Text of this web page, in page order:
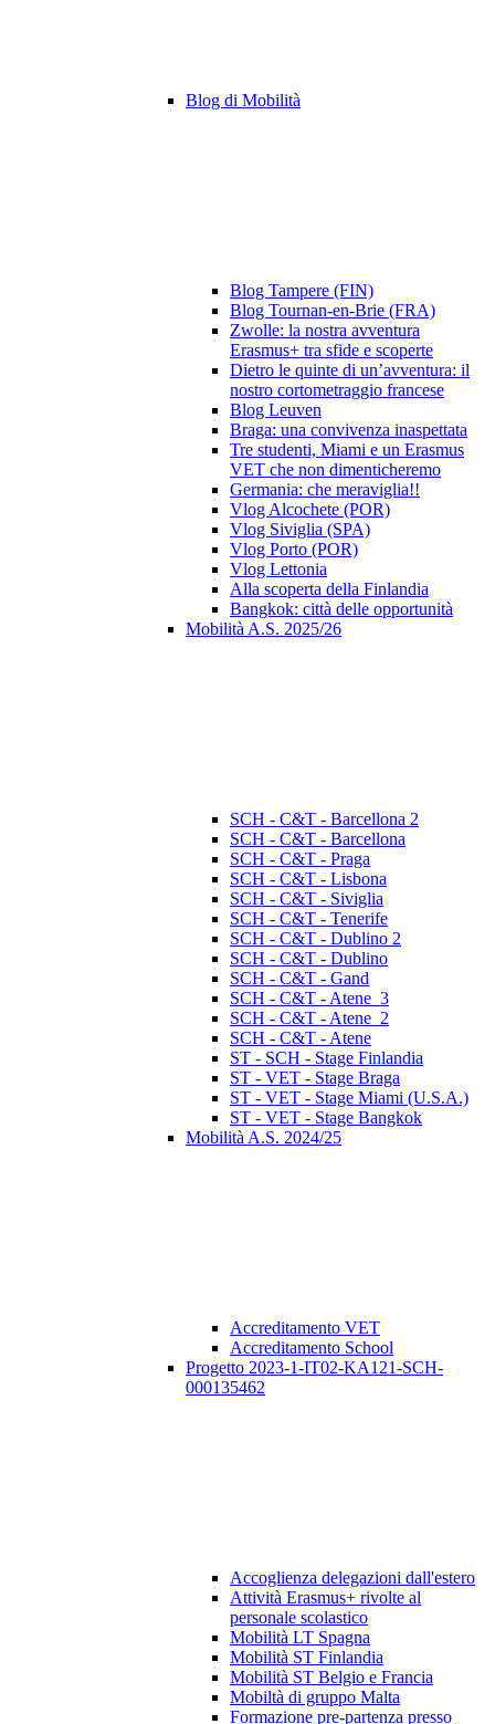
Blog di Mobilità
Blog Tampere (FIN)
Blog Tournan-en-Brie (FRA)
Zwolle: la nostra avventura
Erasmus+ tra sfide e scoperte
Dietro le quinte di un’avventura: il
nostro cortometraggio francese
Blog Leuven
Braga: una convivenza inaspettata
Tre studenti, Miami e un Erasmus
VET che non dimenticheremo
Germania: che meraviglia!!
Vlog Alcochete (POR)
Vlog Siviglia (SPA)
Vlog Porto (POR)
Vlog Lettonia
Alla scoperta della Finlandia
Bangkok: città delle opportunità
Mobilità A.S. 2025/26
SCH - C&T - Barcellona 2
SCH - C&T - Barcellona
SCH - C&T - Praga
SCH - C&T - Lisbona
SCH - C&T - Siviglia
SCH - C&T - Tenerife
SCH - C&T - Dublino 2
SCH - C&T - Dublino
SCH - C&T - Gand
SCH - C&T - Atene_3
SCH - C&T - Atene_2
SCH - C&T - Atene
ST - SCH - Stage Finlandia
ST - VET - Stage Braga
ST - VET - Stage Miami (U.S.A.)
ST - VET - Stage Bangkok
Mobilità A.S. 2024/25
Accreditamento VET
Accreditamento School
Progetto 2023-1-IT02-KA121-SCH-
000135462
Accoglienza delegazioni dall'estero
Attività Erasmus+ rivolte al
personale scolastico
Mobilità LT Spagna
Mobilità ST Finlandia
Mobilità ST Belgio e Francia
Mobiltà di gruppo Malta
Formazione pre-partenza presso